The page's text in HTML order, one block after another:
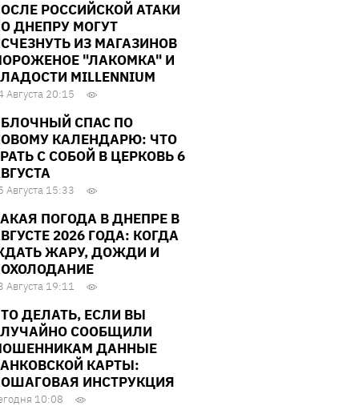
РОССИЙСКОЙ АТАКИ
ДНЕПРУ МОГУТ
ИЗ МАГАЗИНОВ
"ЛАКОМКА" И
MILLENNIUM
Августа 20:15
СПАС ПО
КАЛЕНДАРЮ: ЧТО
С СОБОЙ В ЦЕРКОВЬ 6
Августа 15:33
ПОГОДА В ДНЕПРЕ В
2026 ГОДА: КОГДА
ЖАРУ, ДОЖДИ И
Августа 19:11
ДЕЛАТЬ, ЕСЛИ ВЫ
СООБЩИЛИ
ДАННЫЕ
КАРТЫ:
ИНСТРУКЦИЯ
10:08